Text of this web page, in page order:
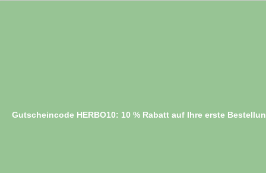
Gutscheincode HERBO10: 10 % Rabatt auf Ihre erste